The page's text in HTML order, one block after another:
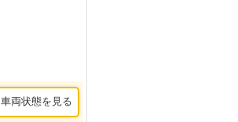
車両状態を見る